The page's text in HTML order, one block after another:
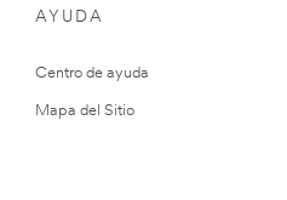
AYUDA
Centro de ayuda
Mapa del Sitio